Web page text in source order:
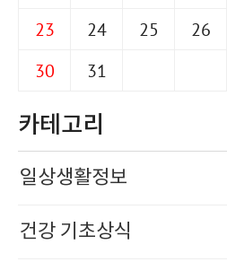
23
24 25 26
30
31
카테고리
일상생활정보
건강 기초상식